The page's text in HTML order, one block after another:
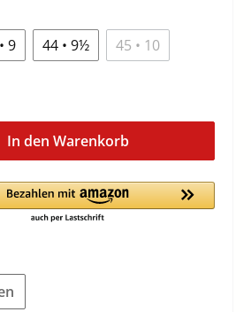
9 44 • 9½
45 • 10
In den Warenkorb